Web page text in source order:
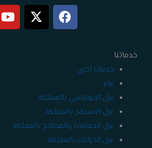
F
a
c
k
X
-
t
Y
o
u
خدماتنا
خدمات اخري
عام
عزل الابوكسي بالمملكة
عزل الاسطح بالمملكة
عزل الحمامات والمطابخ بالمملكة
عزل الخزانات بالمملكة